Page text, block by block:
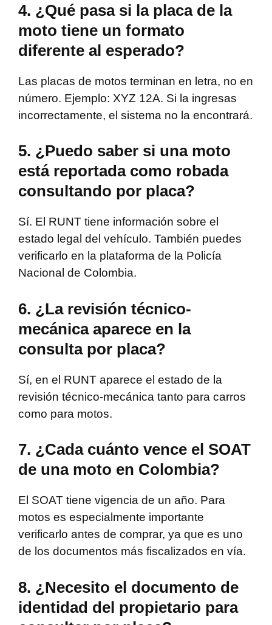
4. ¿Qué pasa si la placa de la
moto tiene un formato
diferente al esperado?
Las placas de motos terminan en letra, no en
número. Ejemplo: XYZ 12A. Si la ingresas
incorrectamente, el sistema no la encontrará.
5. ¿Puedo saber si una moto
está reportada como robada
consultando por placa?
Sí. El RUNT tiene información sobre el
estado legal del vehículo. También puedes
verificarlo en la plataforma de la Policía
Nacional de Colombia.
6. ¿La revisión técnico-
mecánica aparece en la
consulta por placa?
Sí, en el RUNT aparece el estado de la
revisión técnico-mecánica tanto para carros
como para motos.
7. ¿Cada cuánto vence el SOAT
de una moto en Colombia?
El SOAT tiene vigencia de un año. Para
motos es especialmente importante
verificarlo antes de comprar, ya que es uno
de los documentos más fiscalizados en vía.
8. ¿Necesito el documento de
identidad del propietario para